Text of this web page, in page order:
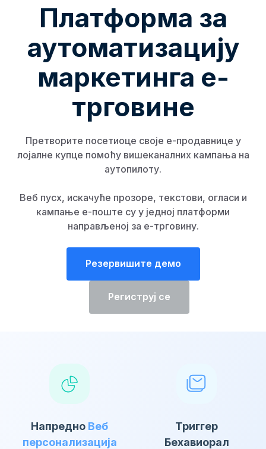
Платформа за
аутоматизацију
маркетинга е-
трговине
Претворите посетиоце своје е-продавнице у
лојалне купце помоћу вишеканалних кампања на
аутопилоту.
Веб пусх, искачуће прозоре, текстови, огласи и
кампање е-поште су у једној платформи
направљеној за е-трговину.
Резервишите демо
Региструј се
Напредно Веб
персонализација
Триггер
Бехавиорал